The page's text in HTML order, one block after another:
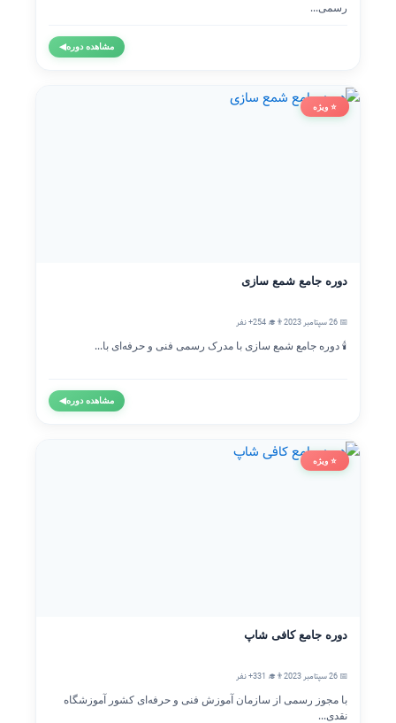
رسمی...
مشاهده دوره◀
⭐ ویژه
دوره جامع شمع سازی
📅 26 سپتامبر 2023
👨‍🎓 254+ نفر
🕯️ دوره جامع شمع سازی با مدرک رسمی فنی و حرفه‌ای با...
مشاهده دوره◀
⭐ ویژه
دوره جامع کافی شاپ
📅 26 سپتامبر 2023
👨‍🎓 331+ نفر
با مجوز رسمی از سازمان آموزش فنی و حرفه‌ای کشور آموزشگاه
نقدی...